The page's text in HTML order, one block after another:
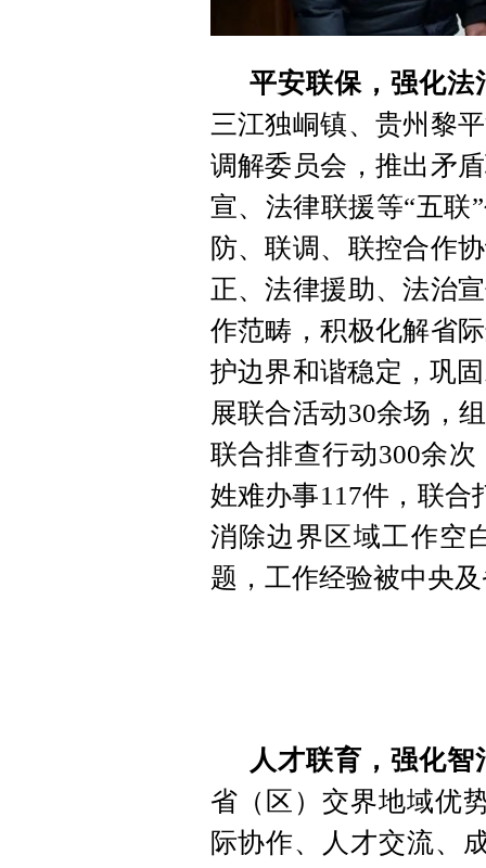
平安联保，强化法
三江独峒镇、贵州黎
调解委员会，推出矛
宣、法律联援等“五联
防、联调、联控合作
正、法律援助、法治
作范畴，积极化解省
护边界和谐稳定，巩
展联合活动30余场，
联合排查行动300余
姓难办事117件，联合
消除边界区域工作空
题，工作经验被中央
人才联育，强化
省（区）交界地域优
际协作、人才交流、